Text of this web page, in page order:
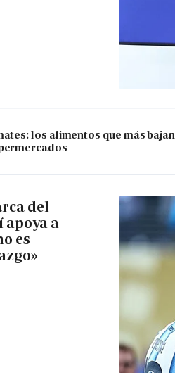
los alimentos que más bajan
del
apoya a
es